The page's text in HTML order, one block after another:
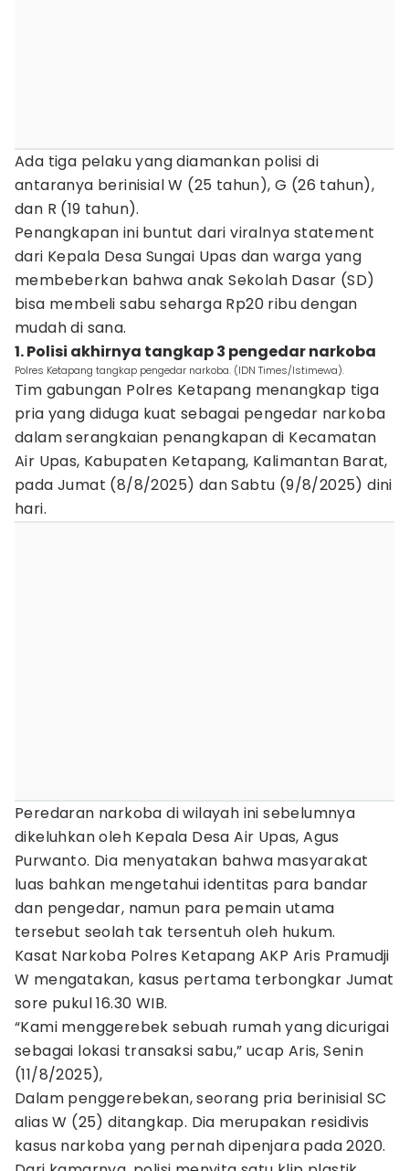
Ada tiga pelaku yang diamankan polisi di
antaranya berinisial W (25 tahun), G (26 tahun),
dan R (19 tahun).
Penangkapan ini buntut dari viralnya statement
dari Kepala Desa Sungai Upas dan warga yang
membeberkan bahwa anak Sekolah Dasar (SD)
bisa membeli sabu seharga Rp20 ribu dengan
mudah di sana.
1. Polisi akhirnya tangkap 3 pengedar narkoba
Polres Ketapang tangkap pengedar narkoba. (IDN Times/Istimewa).
Tim gabungan Polres Ketapang menangkap tiga
pria yang diduga kuat sebagai pengedar narkoba
dalam serangkaian penangkapan di Kecamatan
Air Upas, Kabupaten Ketapang, Kalimantan Barat,
pada Jumat (8/8/2025) dan Sabtu (9/8/2025) dini
hari.
Peredaran narkoba di wilayah ini sebelumnya
dikeluhkan oleh Kepala Desa Air Upas, Agus
Purwanto. Dia menyatakan bahwa masyarakat
luas bahkan mengetahui identitas para bandar
dan pengedar, namun para pemain utama
tersebut seolah tak tersentuh oleh hukum.
Kasat Narkoba Polres Ketapang AKP Aris Pramudji
W mengatakan, kasus pertama terbongkar Jumat
sore pukul 16.30 WIB.
“Kami menggerebek sebuah rumah yang dicurigai
sebagai lokasi transaksi sabu,” ucap Aris, Senin
(11/8/2025),
Dalam penggerebekan, seorang pria berinisial SC
alias W (25) ditangkap. Dia merupakan residivis
kasus narkoba yang pernah dipenjara pada 2020.